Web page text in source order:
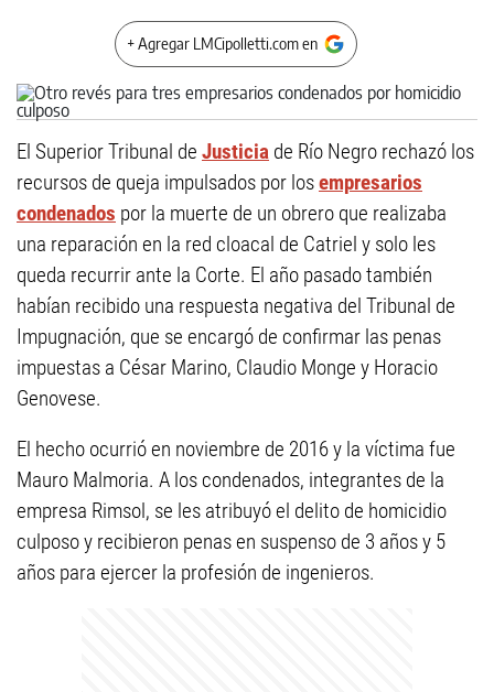
+ Agregar LMCipolletti.com en
El Superior Tribunal de Justicia de Río Negro rechazó los
recursos de queja impulsados por losempresarios
condenados por la muerte de un obrero que realizaba
una reparación en la red cloacal de Catriel y solo les
queda recurrir ante la Corte. El año pasado también
habían recibido una respuesta negativa del Tribunal de
Impugnación, que se encargó de confirmar las penas
impuestas a César Marino, Claudio Monge y Horacio
Genovese.
El hecho ocurrió en noviembre de 2016 y la víctima fue
Mauro Malmoria. A los condenados, integrantes de la
empresa Rimsol, se les atribuyó el delito de homicidio
culposo y recibieron penas en suspenso de 3 años y 5
años para ejercer la profesión de ingenieros.